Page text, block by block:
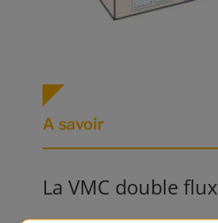
A savoir
La VMC double flux